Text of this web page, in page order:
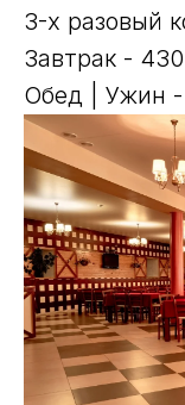
3-х разовый
Завтрак -
Обед | Ужин